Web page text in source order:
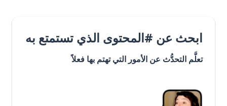
ابحث عن #المحتوى الذي تستمتع به
تعلَّم التحدُّث عن الأمور التي تهتم بها فعلاً